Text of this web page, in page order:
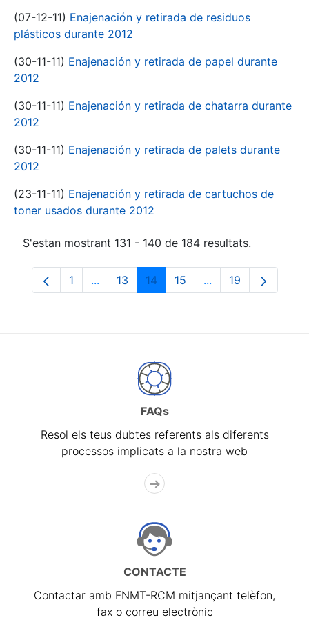
(07-12-11) Enajenación y retirada de residuos
plásticos durante 2012
(30-11-11) Enajenación y retirada de papel durante
2012
(30-11-11) Enajenación y retirada de chatarra durante
2012
(30-11-11) Enajenación y retirada de palets durante
2012
(23-11-11) Enajenación y retirada de cartuchos de
toner usados durante 2012
S'estan mostrant 131 - 140 de 184 resultats.
Pàgina
1 ...Pàgines intermèdies Utilitzeu TAB per
Pàgina
13 Pàgina
14 Pàgina
15 ...PàginesPàgina
19
FAQs
Resol els teus dubtes referents als diferents
processos implicats a la nostra web
CONTACTE
Contactar amb FNMT-RCM mitjançant telèfon,
fax o correu electrònic